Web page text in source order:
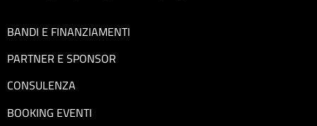
BANDI E FINANZIAMENTI
PARTNER E SPONSOR
CONSULENZA
BOOKING EVENTI